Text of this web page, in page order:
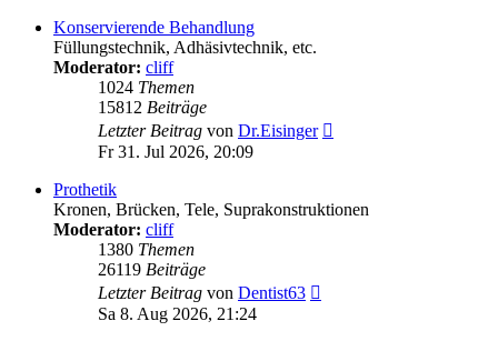
Konservierende Behandlung
Füllungstechnik, Adhäsivtechnik, etc.
Moderator: cliff
1024 Themen
15812 Beiträge
Letzter Beitrag von Dr.Eisinger
Fr 31. Jul 2026, 20:09
Prothetik
Kronen, Brücken, Tele, Suprakonstruktionen
Moderator: cliff
1380 Themen
26119 Beiträge
Letzter Beitrag von Dentist63
Sa 8. Aug 2026, 21:24